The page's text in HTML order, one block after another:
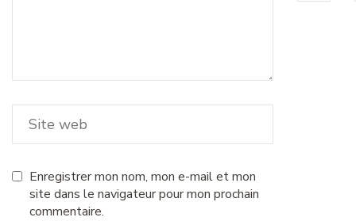
Enregistrer mon nom, mon e-mail et mon
site dans le navigateur pour mon prochain
commentaire.